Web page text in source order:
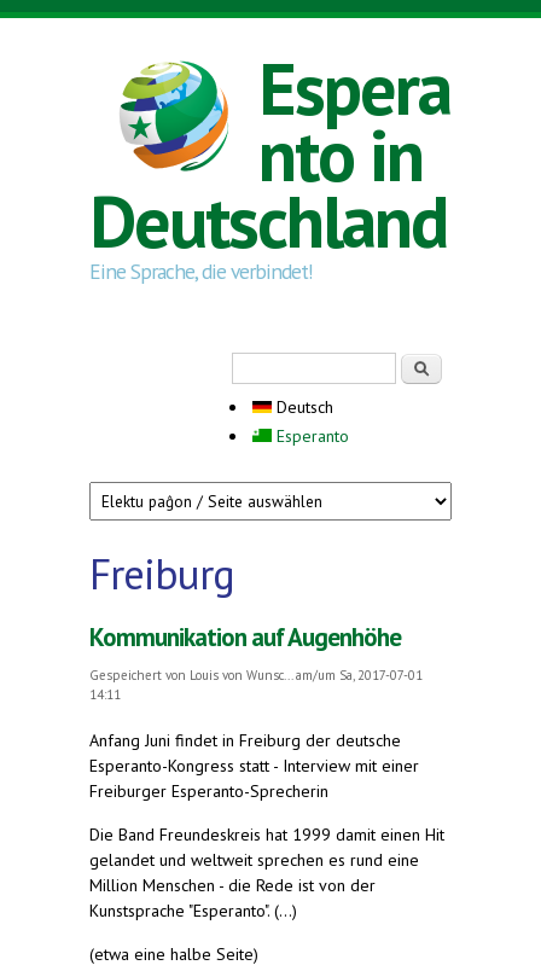
Direkt zum Inhalt
Espera
nto in
Deutschland
Eine Sprache, die verbindet!
Deutsch
Esperanto
Freiburg
Kommunikation auf Augenhöhe
Gespeichert von Louis von Wunsc...
am/um Sa, 2017-07-01
14:11
Anfang Juni findet in Freiburg der deutsche
Esperanto-Kongress statt - Interview mit einer
Freiburger Esperanto-Sprecherin
Die Band Freundeskreis hat 1999 damit einen Hit
gelandet und weltweit sprechen es rund eine
Million Menschen - die Rede ist von der
Kunstsprache "Esperanto". (...)
(etwa eine halbe Seite)